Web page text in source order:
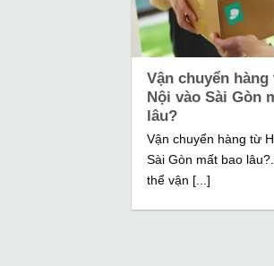
Vận chuyển
Nội vào Sài Gòn
lâu?
Vận chuyển hàng từ
Sài Gòn mất bao
thể vận [...]